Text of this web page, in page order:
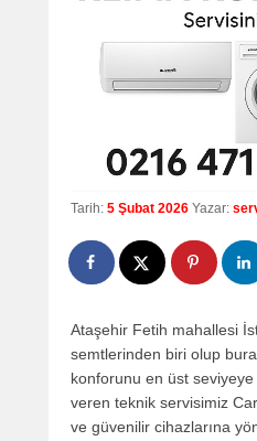
Tarih: 5 Şubat 2026 Yazar:
Ataşehir Fetih mahallesi
semtlerinden biri olup
konforunu en üst
veren teknik servisimiz
ve güvenilir cihazlarına